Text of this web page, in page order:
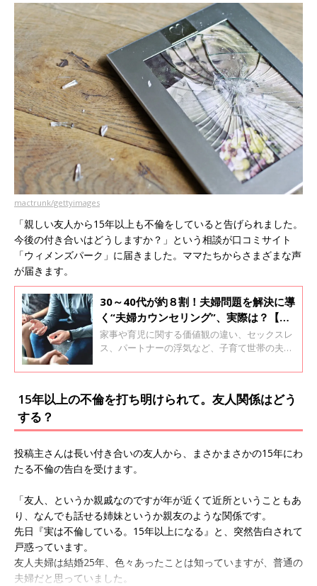
mactrunk/gettyimages
「親しい友人から15年以上も不倫をしていると告げられました。
今後の付き合いはどうしますか？」という相談が口コミサイト
「ウィメンズパーク」に届きました。ママたちからさまざまな声
が届きます。
30～40代が約８割！夫婦問題を解決に導
く“夫婦カウンセリング”、実際は？【専
門家】
家事や育児に関する価値観の違い、セックスレ
ス、パートナーの浮気など、子育て世帯の夫婦
話し合いもうまくできずに「自分が我慢すれば
いようです。
15年以上の不倫を打ち明けられて。友人関係はどう
する？
投稿主さんは長い付き合いの友人から、まさかまさかの15年にわ
たる不倫の告白を受けます。
「友人、というか親戚なのですが年が近くて近所ということもあ
り、なんでも話せる姉妹というか親友のような関係です。
先日『実は不倫している。15年以上になる』と、突然告白されて
戸惑っています。
友人夫婦は結婚25年、色々あったことは知っていますが、普通の
夫婦だと思っていました。